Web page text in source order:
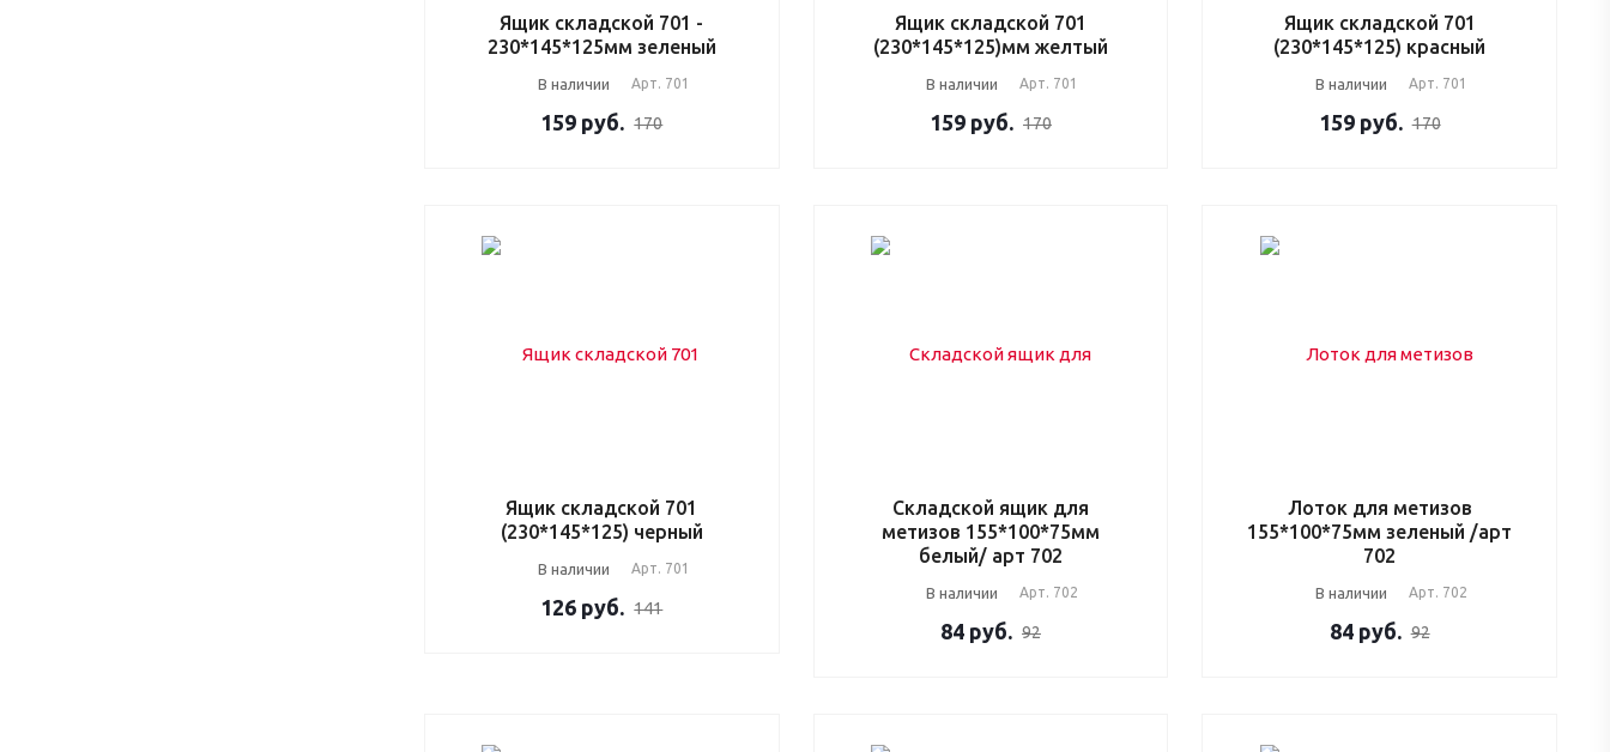
Ящик складской 701 -
230*145*125мм зеленый
В наличии Арт. 701
159 руб. 170
Ящик складской 701
(230*145*125)мм желтый
В наличии Арт. 701
159 руб. 170
Ящик складской 701
(230*145*125) красный
В наличии Арт. 701
159 руб. 170
Ящик складской 701
(230*145*125) черный
В наличии Арт. 701
126 руб. 141
Складской ящик для
метизов 155*100*75мм
белый/ арт 702
В наличии Арт. 702
84 руб. 92
Лоток для метизов
155*100*75мм зеленый /арт
702
В наличии Арт. 702
84 руб. 92